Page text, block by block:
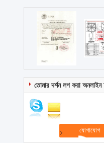
তোমার দর্শন লগ করা অনলাইন